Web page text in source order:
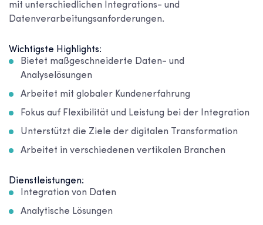
mit unterschiedlichen Integrations- und
Datenverarbeitungsanforderungen.
Wichtigste Highlights:
Bietet maßgeschneiderte Daten- und
Analyselösungen
Arbeitet mit globaler Kundenerfahrung
Fokus auf Flexibilität und Leistung bei der Integration
Unterstützt die Ziele der digitalen Transformation
Arbeitet in verschiedenen vertikalen Branchen
Dienstleistungen:
Integration von Daten
Analytische Lösungen